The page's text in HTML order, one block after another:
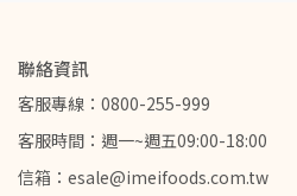
聯絡資訊
客服專線：0800-255-999
客服時間：週一~週五09:00-18:00
信箱：esale@imeifoods.com.tw